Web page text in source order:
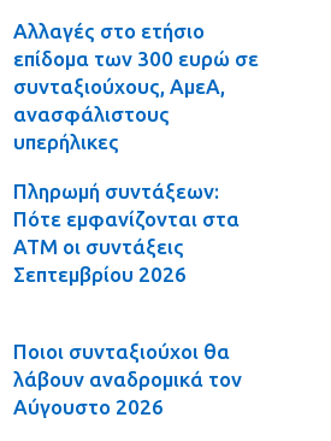
Αλλαγές στο ετήσιο
επίδομα των 300 ευρώ σε
συνταξιούχους, ΑμεΑ,
ανασφάλιστους
υπερήλικες
Πληρωμή συντάξεων:
Πότε εμφανίζονται στα
ΑΤΜ οι συντάξεις
Σεπτεμβρίου 2026
Ποιοι συνταξιούχοι θα
λάβουν αναδρομικά τον
Αύγουστο 2026